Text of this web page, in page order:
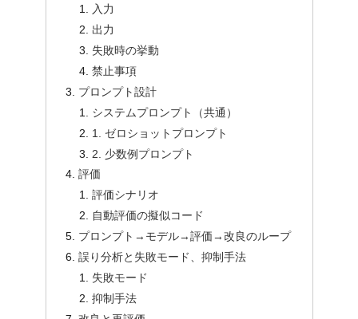
入力
出力
失敗時の挙動
禁止事項
プロンプト設計
システムプロンプト（共通）
1. ゼロショットプロンプト
2. 少数例プロンプト
評価
評価シナリオ
自動評価の擬似コード
プロンプト→モデル→評価→改良のループ
誤り分析と失敗モード、抑制手法
失敗モード
抑制手法